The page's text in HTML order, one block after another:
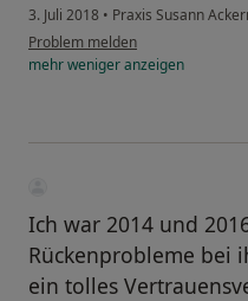
3. Juli 2018 • Praxis Susann
Problem melden
mehrwenigeranzeigen
Ich war 2014 und
Rückenprobleme bei
ein tolles